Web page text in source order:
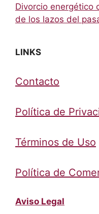
Divorcio energético
de los lazos del
LINKS
Contacto
Política de
Términos de Uso
Política de
Aviso Legal